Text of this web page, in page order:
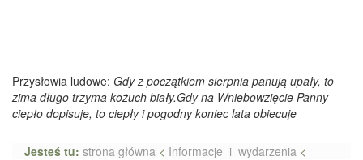
Przysłowia ludowe: Gdy z początkiem sierpnia panują upały, to
zima długo trzyma kożuch biały.Gdy na Wniebowzięcie Panny
ciepło dopisuje, to ciepły i pogodny koniec lata obiecuje
Jesteś tu: strona główna < Informacje_i_wydarzenia <